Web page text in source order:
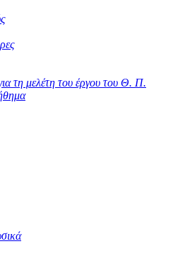
τη μελέτη του έργου του Θ. Π.